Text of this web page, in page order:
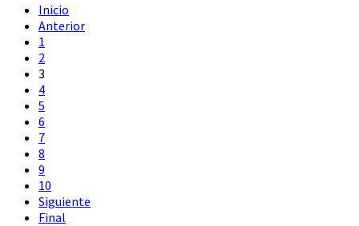
Inicio
Anterior
1
2
3
4
5
6
7
8
9
10
Siguiente
Final